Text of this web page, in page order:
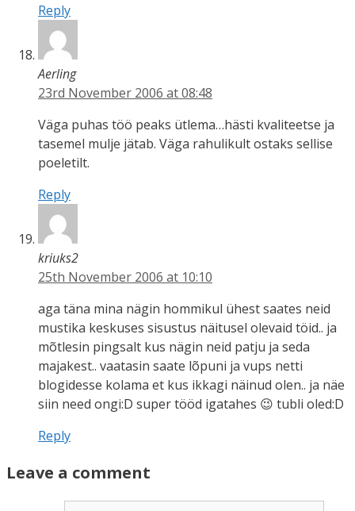
Reply
Aerling
23rd November 2006 at 08:48
Väga puhas töö peaks ütlema…hästi kvaliteetse ja
tasemel mulje jätab. Väga rahulikult ostaks sellise
poeletilt.
Reply
kriuks2
25th November 2006 at 10:10
aga täna mina nägin hommikul ühest saates neid
mustika keskuses sisustus näitusel olevaid töid.. ja
mõtlesin pingsalt kus nägin neid patju ja seda
majakest.. vaatasin saate lõpuni ja vups netti
blogidesse kolama et kus ikkagi näinud olen.. ja näe
siin need ongi:D super tööd igatahes 😉 tubli oled:D
Reply
Leave a comment